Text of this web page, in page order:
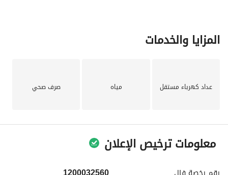
المزايا والخدمات
عداد كهرباء مستقل مياه صرف صحي
معلومات ترخيص الإعلان